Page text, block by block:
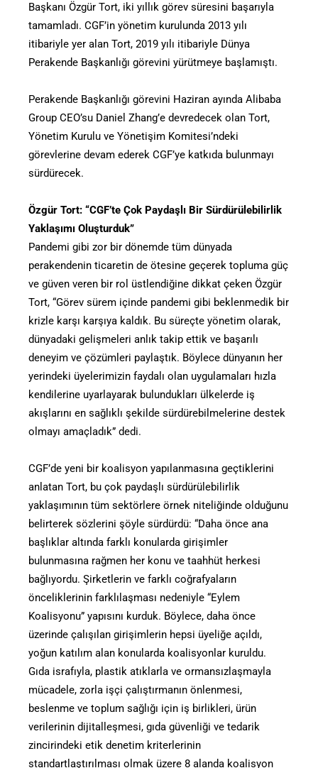
Başkanı Özgür Tort, iki yıllık görev süresini başarıyla
tamamladı. CGF’in yönetim kurulunda 2013 yılı
itibariyle yer alan Tort, 2019 yılı itibariyle Dünya
Perakende Başkanlığı görevini yürütmeye başlamıştı.
Perakende Başkanlığı görevini Haziran ayında Alibaba
Group CEO’su Daniel Zhang’e devredecek olan Tort,
Yönetim Kurulu ve Yönetişim Komitesi’ndeki
görevlerine devam ederek CGF’ye katkıda bulunmayı
sürdürecek.
Özgür Tort: “CGF’te Çok Paydaşlı Bir Sürdürülebilirlik
Yaklaşımı Oluşturduk”
Pandemi gibi zor bir dönemde tüm dünyada
perakendenin ticaretin de ötesine geçerek topluma güç
ve güven veren bir rol üstlendiğine dikkat çeken Özgür
Tort, “Görev sürem içinde pandemi gibi beklenmedik bir
krizle karşı karşıya kaldık. Bu süreçte yönetim olarak,
dünyadaki gelişmeleri anlık takip ettik ve başarılı
deneyim ve çözümleri paylaştık. Böylece dünyanın her
yerindeki üyelerimizin faydalı olan uygulamaları hızla
kendilerine uyarlayarak bulundukları ülkelerde iş
akışlarını en sağlıklı şekilde sürdürebilmelerine destek
olmayı amaçladık” dedi.
CGF’de yeni bir koalisyon yapılanmasına geçtiklerini
anlatan Tort, bu çok paydaşlı sürdürülebilirlik
yaklaşımının tüm sektörlere örnek niteliğinde olduğunu
belirterek sözlerini şöyle sürdürdü: “Daha önce ana
başlıklar altında farklı konularda girişimler
bulunmasına rağmen her konu ve taahhüt herkesi
bağlıyordu. Şirketlerin ve farklı coğrafyaların
önceliklerinin farklılaşması nedeniyle “Eylem
Koalisyonu” yapısını kurduk. Böylece, daha önce
üzerinde çalışılan girişimlerin hepsi üyeliğe açıldı,
yoğun katılım alan konularda koalisyonlar kuruldu.
Gıda israfıyla, plastik atıklarla ve ormansızlaşmayla
mücadele, zorla işçi çalıştırmanın önlenmesi,
beslenme ve toplum sağlığı için iş birlikleri, ürün
verilerinin dijitalleşmesi, gıda güvenliği ve tedarik
zincirindeki etik denetim kriterlerinin
standartlaştırılması olmak üzere 8 alanda koalisyon